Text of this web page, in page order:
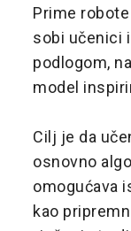
Prime
sobi učenici
podlogom,
model
Cilj je da
osnovno
omogućava
kao